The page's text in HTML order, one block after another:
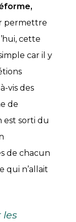
permettre
cette
car il y
vis des
de
est sorti du
de chacun
qui n’allait
les